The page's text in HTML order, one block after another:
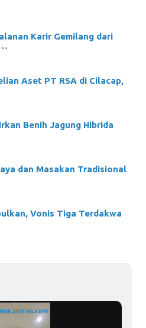
Karir Gemilang dari
Aset PT RSA di Cilacap,
Benih Jagung Hibrida
dan Masakan Tradisional
Vonis Tiga Terdakwa